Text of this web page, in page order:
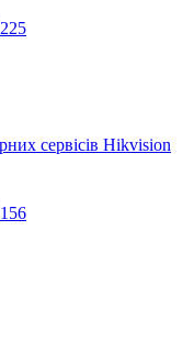
225
сервісів Hikvision
156